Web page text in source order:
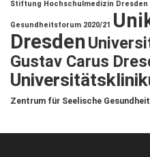
Stiftung Hochschulmedizin Dresden
Gesundheitsforum 2020/21
Dresden
Gustav Carus
Zentrum für Seelische